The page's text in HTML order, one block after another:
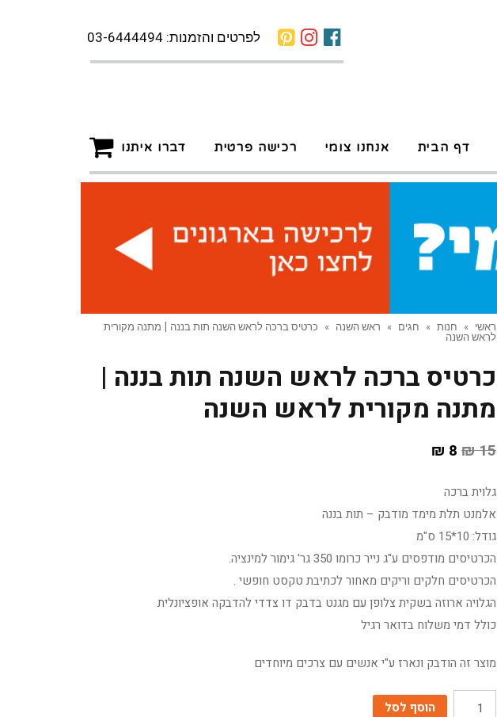
לפרטים והזמנות: 03-6444494
דף הבית אנחנו צומי רכישה פרטית דברו איתנו
ראשי » חנות » חגים » ראש השנה »
כרטיס ברכה לראש השנה תות בננה | מתנה מקורית
לראש השנה
כרטיס ברכה לראש השנה תות בננה |
מתנה מקורית לראש השנה
15
₪
8
₪
גלוית ברכה
אלמנט תלת מימד מודבק – תות בננה
גודל: 10*15 ס"מ
הכרטיסים מודפסים ע"ג נייר כרומו 350 גר' גימור למינציה.
הכרטיסים חלקים וריקים מאחור לכתיבת טקסט חופשי .
הגלויה ארוזה בשקית צלופן עם מגנט בדבק דו צדדי להדבקה אופציונלית
כולל דמי משלוח בדואר רגיל
מוצר זה הודבק ונארז ע"י אנשים עם צרכים מיוחדים
כמות הוסף לסל